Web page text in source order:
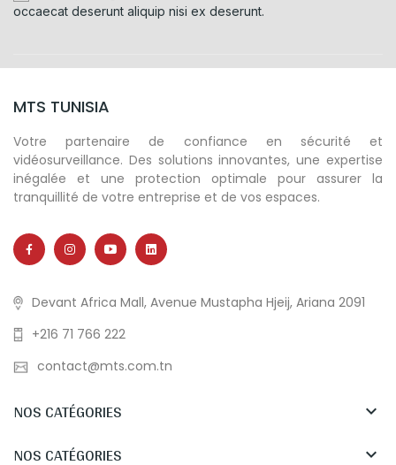
occaecat deserunt aliquip nisi ex deserunt.
MTS TUNISIA
Votre partenaire de confiance en sécurité et
vidéosurveillance. Des solutions innovantes, une expertise
inégalée et une protection optimale pour assurer la
tranquillité de votre entreprise et de vos espaces.
Devant Africa Mall, Avenue Mustapha Hjeij, Ariana 2091
+216 71 766 222
contact@mts.com.tn
NOS CATÉGORIES 
NOS CATÉGORIES 